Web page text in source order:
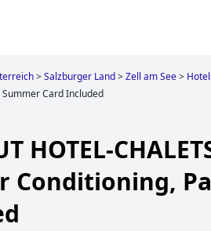
>Salzburger Land>Zell am See>
Card Included
HOTEL-
Conditioning,